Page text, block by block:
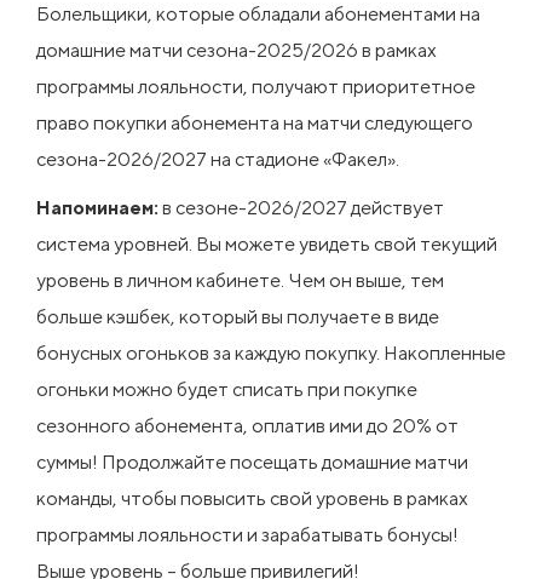
Болельщики, которые обладали абонементами на
домашние матчи сезона-2025/2026 в рамках
программы лояльности, получают приоритетное
право покупки абонемента на матчи следующего
сезона-2026/2027 на стадионе «Факел».
Напоминаем: в сезоне-2026/2027 действует
система уровней. Вы можете увидеть свой текущий
уровень в личном кабинете. Чем он выше, тем
больше кэшбек, который вы получаете в виде
бонусных огоньков за каждую покупку. Накопленные
огоньки можно будет списать при покупке
сезонного абонемента, оплатив ими до 20% от
суммы! Продолжайте посещать домашние матчи
команды, чтобы повысить свой уровень в рамках
программы лояльности и зарабатывать бонусы!
Выше уровень – больше привилегий!